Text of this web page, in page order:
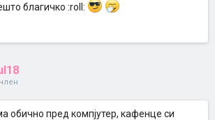
благичко :roll:
обично пред компјутер, кафенце си